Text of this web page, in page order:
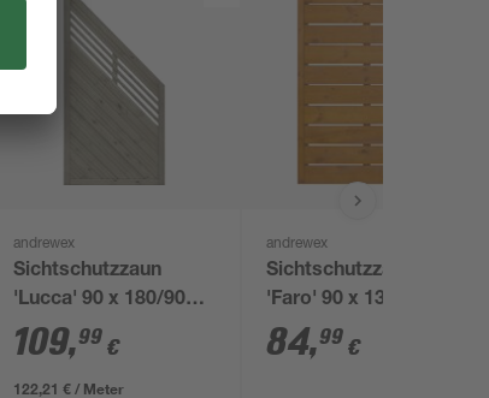
andrewex
Sichtschutzzaun
'Lucca' 90 x 180/90
cm grau
109,99 €
122,21 € / Meter
andrewex
Sichtschutzzaun
'Faro' 90 x 130 cm
Kiefer pinie
84,99 €